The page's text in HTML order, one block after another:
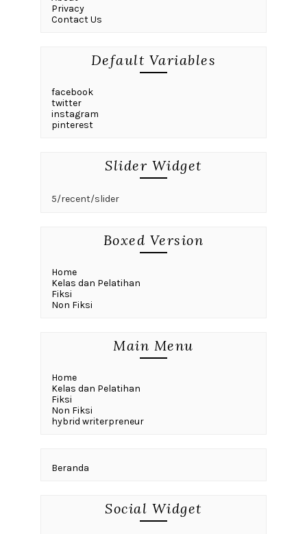
Privacy
Contact Us
Default Variables
facebook
twitter
instagram
pinterest
Slider Widget
5/recent/slider
Boxed Version
Home
Kelas dan Pelatihan
Fiksi
Non Fiksi
Main Menu
Home
Kelas dan Pelatihan
Fiksi
Non Fiksi
hybrid writerpreneur
Beranda
Social Widget